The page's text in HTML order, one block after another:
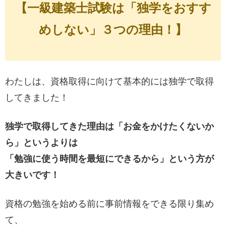
【一級建築士試験は「独学をおすす
めしない」３つの理由！ 】
わたしは、資格取得に向けて基本的には独学で取得
してきました！
独学で取得してきた理由は「お金をかけたくないか
ら」というよりは
「勉強に使う時間を最短にできるから」という方が
大きいです！
資格の勉強を始める前に事前情報をできる限り集め
て、